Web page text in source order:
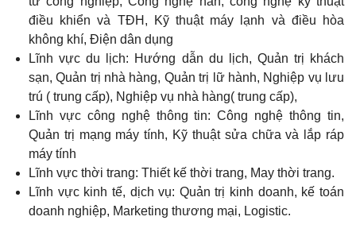
điều khiển và TĐH, Kỹ thuật máy lạnh và điều hòa
không khí, Điện dân dụng
Lĩnh vực du lịch: Hướng dẫn du lịch, Quản trị khách
sạn, Quản trị nhà hàng, Quản trị lữ hành, Nghiệp vụ lưu
trú ( trung cấp), Nghiệp vụ nhà hàng( trung cấp),
Lĩnh vực công nghệ thông tin: Công nghệ thông tin,
Quản trị mạng máy tính, Kỹ thuật sửa chữa và lắp ráp
máy tính
Lĩnh vực thời trang: Thiết kế thời trang, May thời trang.
Lĩnh vực kinh tế, dịch vụ: Quản trị kinh doanh, kế toán
doanh nghiệp, Marketing thương mại, Logistic.